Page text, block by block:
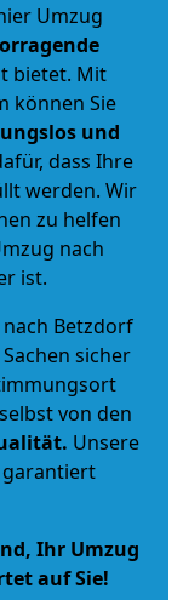
Umzug
bietet. Mit
können Sie
und
dass Ihre
werden. Wir
zu helfen
nach
ist.
Betzdorf
sicher
von den
. Unsere
garantiert
Ihr Umzug
auf Sie!